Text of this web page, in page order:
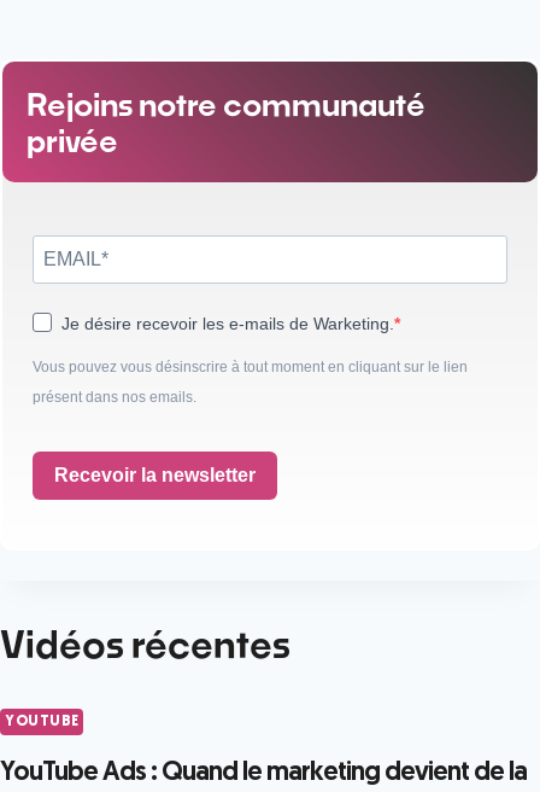
Rejoins notre communauté
privée
Je désire recevoir les e-mails de Warketing.
Vous pouvez vous désinscrire à tout moment en cliquant sur le lien
présent dans nos emails.
Recevoir la newsletter
Vidéos récentes
YOUTUBE
YouTube Ads : Quand le marketing devient de la